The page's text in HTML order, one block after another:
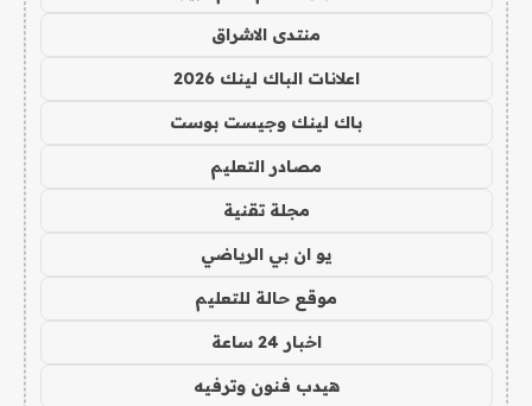
منتدى الاشراق
اعلانات الباك لينك 2026
باك لينك وجيست بوست
مصادر التعليم
مجلة تقنية
يو ان بي الرياضي
موقع حالة للتعليم
اخبار 24 ساعة
هيدب فنون وترفيه